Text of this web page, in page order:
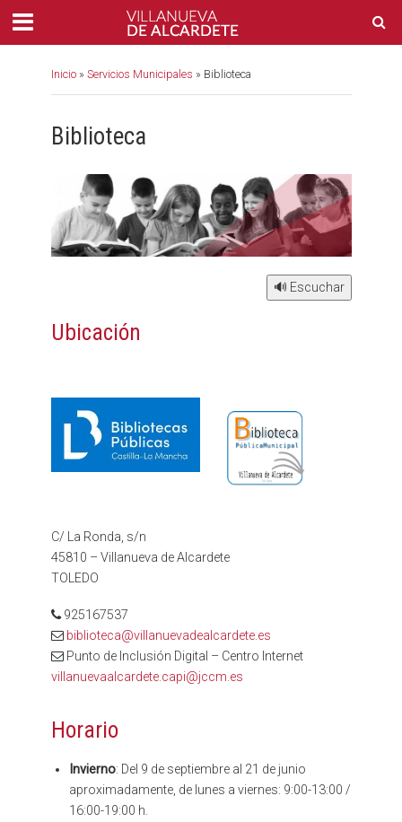
Inicio» Servicios Municipales » Biblioteca
Biblioteca
🔊 Escuchar
Ubicación
C/ La Ronda, s/n
45810 – Villanueva de Alcardete
TOLEDO
925167537
biblioteca@villanuevadealcardete.es
Punto de Inclusión Digital – Centro Internet
villanuevaalcardete.capi@jccm.es
Horario
Invierno: Del 9 de septiembre al 21 de junio
aproximadamente, de lunes a viernes: 9:00-13:00 /
16:00-19:00 h.